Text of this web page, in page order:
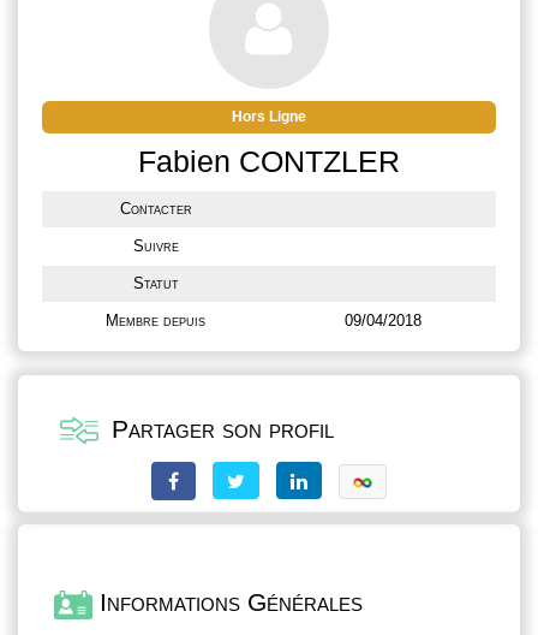
Capu Seninu propose 20 appartements du
studio au T3, entièrement rénovés en 2015.
Hors Ligne
Fabien CONTZLER
Contacter
Suivre
Statut
Membre depuis 09/04/2018
Partager son profil
Informations Générales